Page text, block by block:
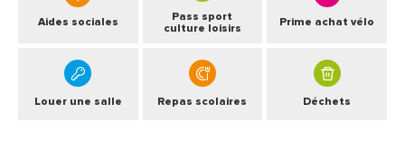
Aides sociales
Pass sport
culture loisirs
Prime achat vélo
Louer une salle Repas scolaires Déchets